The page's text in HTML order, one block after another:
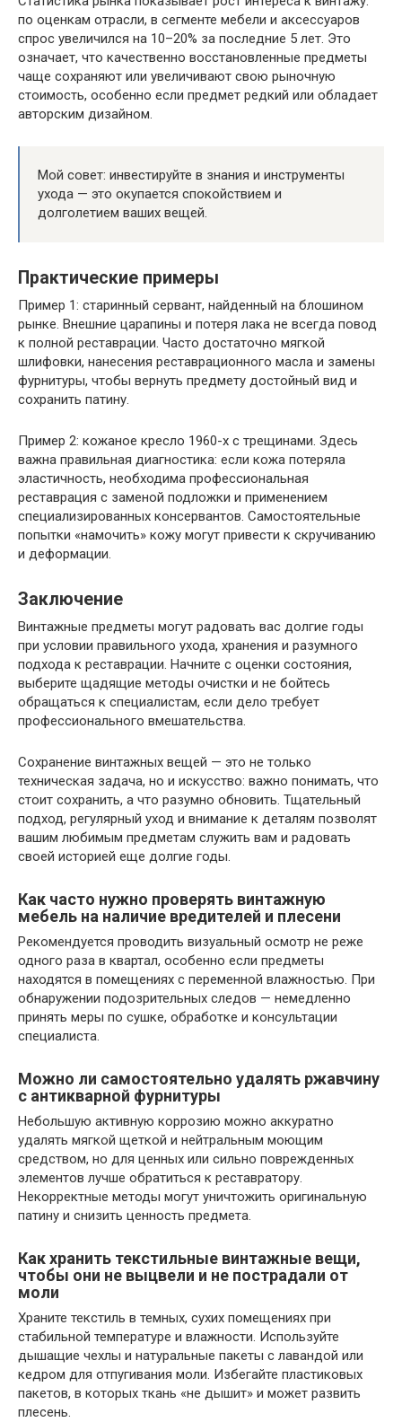
по оценкам отрасли, в сегменте мебели и аксессуаров
спрос увеличился на 10–20% за последние 5 лет. Это
означает, что качественно восстановленные предметы
чаще сохраняют или увеличивают свою рыночную
стоимость, особенно если предмет редкий или обладает
авторским дизайном.
Мой совет: инвестируйте в знания и инструменты
ухода — это окупается спокойствием и
долголетием ваших вещей.
Практические примеры
Пример 1: старинный сервант, найденный на блошином
рынке. Внешние царапины и потеря лака не всегда повод
к полной реставрации. Часто достаточно мягкой
шлифовки, нанесения реставрационного масла и замены
фурнитуры, чтобы вернуть предмету достойный вид и
сохранить патину.
Пример 2: кожаное кресло 1960-х с трещинами. Здесь
важна правильная диагностика: если кожа потеряла
эластичность, необходима профессиональная
реставрация с заменой подложки и применением
специализированных консервантов. Самостоятельные
попытки «намочить» кожу могут привести к скручиванию
и деформации.
Заключение
Винтажные предметы могут радовать вас долгие годы
при условии правильного ухода, хранения и разумного
подхода к реставрации. Начните с оценки состояния,
выберите щадящие методы очистки и не бойтесь
обращаться к специалистам, если дело требует
профессионального вмешательства.
Сохранение винтажных вещей — это не только
техническая задача, но и искусство: важно понимать, что
стоит сохранить, а что разумно обновить. Тщательный
подход, регулярный уход и внимание к деталям позволят
вашим любимым предметам служить вам и радовать
своей историей еще долгие годы.
Как часто нужно проверять винтажную
мебель на наличие вредителей и плесени
Рекомендуется проводить визуальный осмотр не реже
одного раза в квартал, особенно если предметы
находятся в помещениях с переменной влажностью. При
обнаружении подозрительных следов — немедленно
принять меры по сушке, обработке и консультации
специалиста.
Можно ли самостоятельно удалять ржавчину
с антикварной фурнитуры
Небольшую активную коррозию можно аккуратно
удалять мягкой щеткой и нейтральным моющим
средством, но для ценных или сильно поврежденных
элементов лучше обратиться к реставратору.
Некорректные методы могут уничтожить оригинальную
патину и снизить ценность предмета.
Как хранить текстильные винтажные вещи,
чтобы они не выцвели и не пострадали от
моли
Храните текстиль в темных, сухих помещениях при
стабильной температуре и влажности. Используйте
дышащие чехлы и натуральные пакеты с лавандой или
кедром для отпугивания моли. Избегайте пластиковых
пакетов, в которых ткань «не дышит» и может развить
плесень.